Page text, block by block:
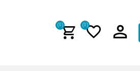
در سایت
(0)
(0)